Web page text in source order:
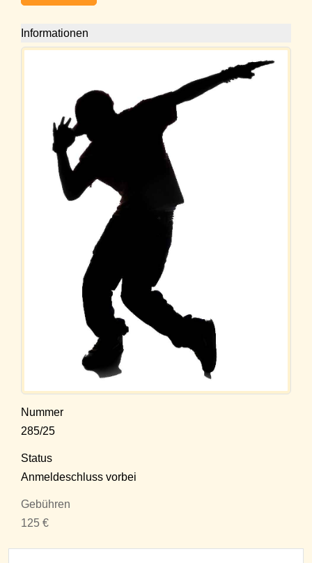
Informationen
Nummer
285/25
Status
Anmeldeschluss vorbei
Gebühren
125 €